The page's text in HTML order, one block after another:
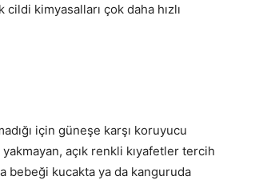
kimyasalları çok daha hızlı
için güneşe karşı koruyucu
açık renkli kıyafetler tercih
bebeği kucakta ya da kanguruda